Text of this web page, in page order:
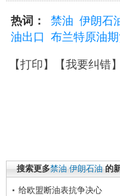
热词： 禁油 伊朗石
油出口
布兰特原油
【打印】【我要纠错
搜索更多禁油 伊朗石油 的
给欧盟断油表抗争决心